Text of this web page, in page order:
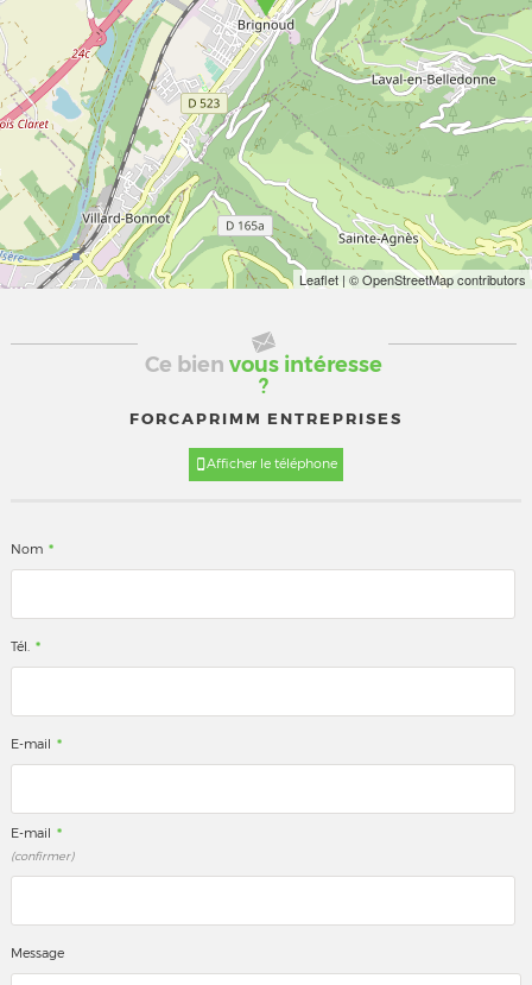
Leaflet | © OpenStreetMap contributors
Ce bien vous intéresse
?
FORCAPRIMM ENTREPRISES
Afficher le téléphone
Nom *
Tél. *
E-mail *
E-mail *
(confirmer)
Message